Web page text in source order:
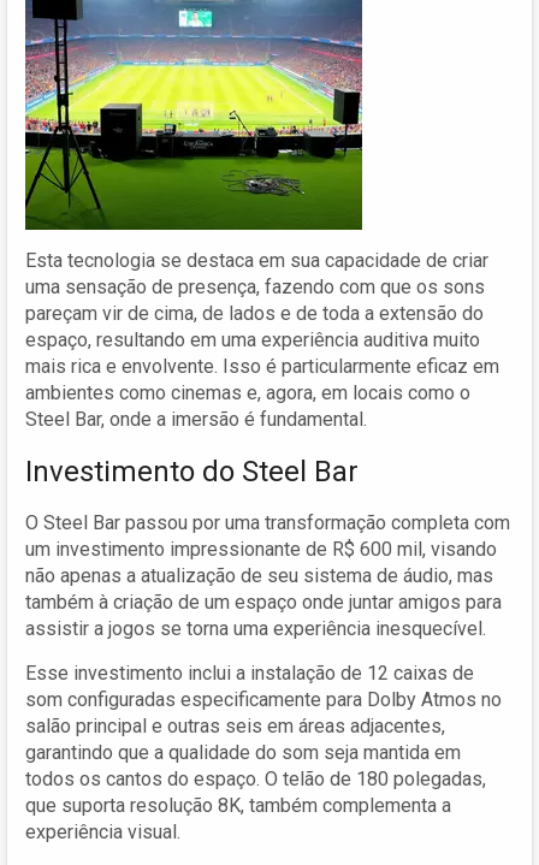
Esta tecnologia se destaca em sua capacidade de criar
uma sensação de presença, fazendo com que os sons
pareçam vir de cima, de lados e de toda a extensão do
espaço, resultando em uma experiência auditiva muito
mais rica e envolvente. Isso é particularmente eficaz em
ambientes como cinemas e, agora, em locais como o
Steel Bar, onde a imersão é fundamental.
Investimento do Steel Bar
O Steel Bar passou por uma transformação completa com
um investimento impressionante de R$ 600 mil, visando
não apenas a atualização de seu sistema de áudio, mas
também à criação de um espaço onde juntar amigos para
assistir a jogos se torna uma experiência inesquecível.
Esse investimento inclui a instalação de 12 caixas de
som configuradas especificamente para Dolby Atmos no
salão principal e outras seis em áreas adjacentes,
garantindo que a qualidade do som seja mantida em
todos os cantos do espaço. O telão de 180 polegadas,
que suporta resolução 8K, também complementa a
experiência visual.